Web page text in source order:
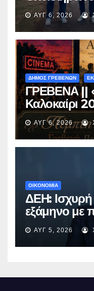
Περιβόλι –
ΑΥΓ 6, 2026
ΔΗΜΟΣ ΓΡΕΒΕΝΩΝ
ΓΡΕΒΕΝΑ ||
Καλοκαίρι
με την
«Μικρές
ΑΥΓ 6, 2026
ΟΙΚΟΝΟΜΙΑ
ΔΕΗ: Ισχυρή
εξάμηνο με
EBITDA
ΑΥΓ 5, 2026